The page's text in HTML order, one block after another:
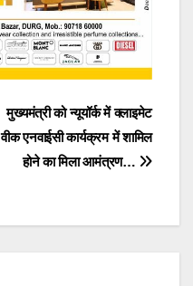
मुख्यमंत्री को न्यूयॉर्क में क्लाइमेट
वीक एनवाईसी कार्यक्रम में शामिल
होने का मिला आमंत्रण…